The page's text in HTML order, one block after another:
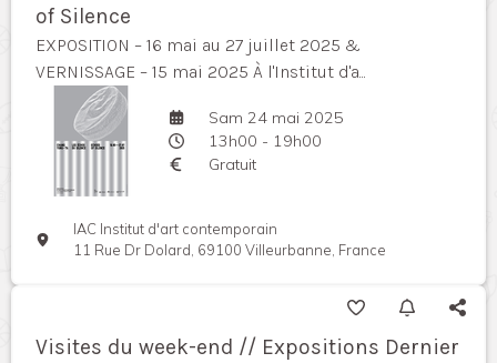
of Silence
EXPOSITION – 16 mai au 27 juillet 2025 &
VERNISSAGE – 15 mai 2025 À l'Institut d'a...
Sam 24 mai 2025
13h00 - 19h00
Gratuit
IAC Institut d'art contemporain
11 Rue Dr Dolard, 69100 Villeurbanne, France
Visites du week-end // Expositions Dernier